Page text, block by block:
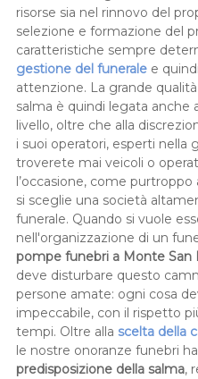
risorse sia nel rinnovo del
selezione e formazione del
caratteristiche sempre
gestione del funeralee
attenzione. La grande
salma è quindi legata anche
livello, oltre che alla
i suoi operatori, esperti nella
troverete mai veicoli o
l’occasione, come
si sceglie una società
funerale. Quando si vuole
nell'organizzazione di un
pompe funebri a Monte San
deve disturbare questo
persone amate: ogni cosa
impeccabile, con il rispetto
tempi. Oltre alla scelta della
le nostre onoranze funebri
predisposizione della salma,